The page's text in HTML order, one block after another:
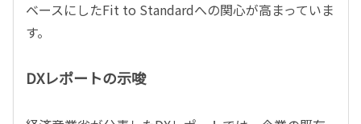
ベースにしたFit to Standardへの関心が高まっていま
す。
DXレポートの示唆